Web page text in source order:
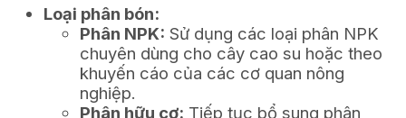
Loại phân bón:
Phân NPK: Sử dụng các loại phân NPK
chuyên dùng cho cây cao su hoặc theo
khuyến cáo của các cơ quan nông
nghiệp.
Phân hữu cơ: Tiếp tục bổ sung phân